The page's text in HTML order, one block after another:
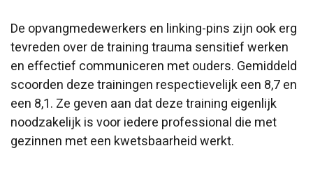
De opvangmedewerkers en linking-pins zijn ook erg
tevreden over de training trauma sensitief werken
en effectief communiceren met ouders. Gemiddeld
scoorden deze trainingen respectievelijk een 8,7 en
een 8,1. Ze geven aan dat deze training eigenlijk
noodzakelijk is voor iedere professional die met
gezinnen met een kwetsbaarheid werkt.